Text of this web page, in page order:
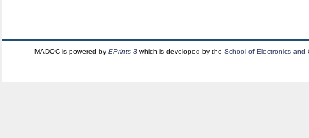
MADOC is powered byEPrints 3 which is developed by theSchool of Electronics and